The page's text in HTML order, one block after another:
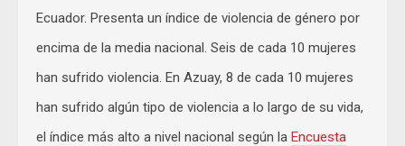
Ecuador. Presenta un índice de violencia de género por
encima de la media nacional. Seis de cada 10 mujeres
han sufrido violencia. En Azuay, 8 de cada 10 mujeres
han sufrido algún tipo de violencia a lo largo de su vida,
el índice más alto a nivel nacional según la Encuesta